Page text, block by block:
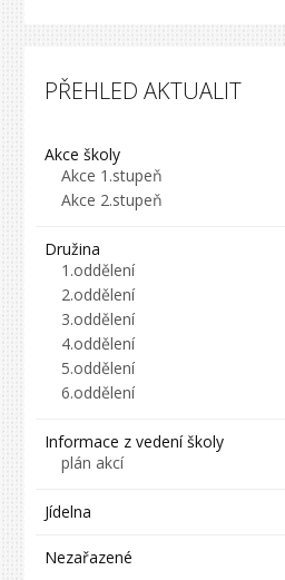
PŘEHLED AKTUALIT
Akce školy
Akce 1.stupeň
Akce 2.stupeň
Družina
1.oddělení
2.oddělení
3.oddělení
4.oddělení
5.oddělení
6.oddělení
Informace z vedení školy
plán akcí
Jídelna
Nezařazené